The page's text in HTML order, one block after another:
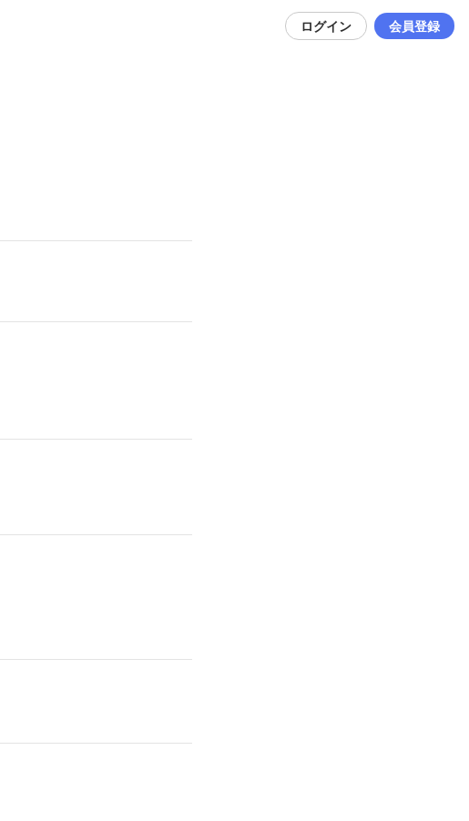
ログイン 会員登録